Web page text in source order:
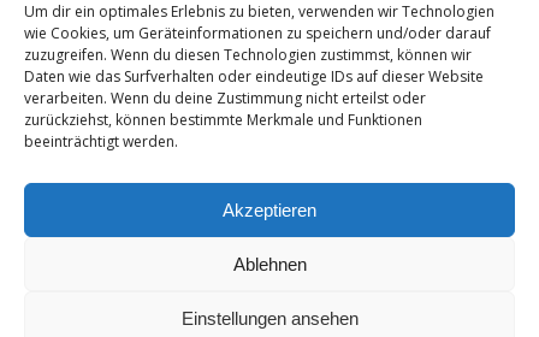
Um dir ein optimales Erlebnis zu bieten, verwenden wir Technologien
wie Cookies, um Geräteinformationen zu speichern und/oder darauf
zuzugreifen. Wenn du diesen Technologien zustimmst, können wir
Daten wie das Surfverhalten oder eindeutige IDs auf dieser Website
verarbeiten. Wenn du deine Zustimmung nicht erteilst oder
zurückziehst, können bestimmte Merkmale und Funktionen
beeinträchtigt werden.
Akzeptieren
Ablehnen
Einstellungen ansehen
Instagram